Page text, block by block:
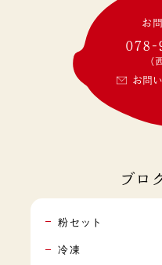
お
078-
(
お問
ブロ
粉セット
冷凍